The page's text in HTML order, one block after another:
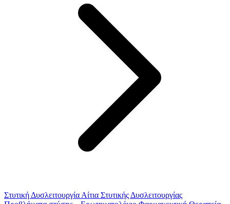
Στυτική Δυσλειτουργία Αίτια Στυτικής Δυσλειτουργίας